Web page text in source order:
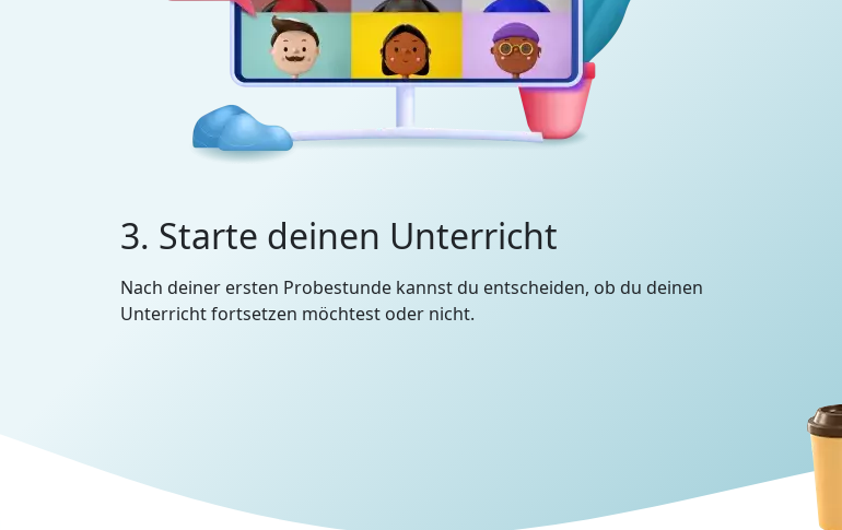
3. Starte deinen Unterricht
Nach deiner ersten Probestunde kannst du entscheiden, ob du deinen
Unterricht fortsetzen möchtest oder nicht.